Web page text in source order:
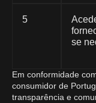
5
se
Em conformidade
consumidor de
transparência e